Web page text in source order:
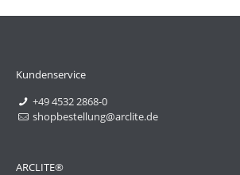
Kundenservice
+49 4532 2868-0
shopbestellung@arclite.de
ARCLITE®